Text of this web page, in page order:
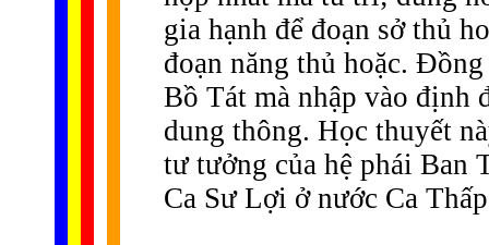
gia hạnh để đoạn sở thủ
đoạn năng thủ hoặc.
Bồ Tát mà nhập vào định
dung thông. Học thuyết
tư tưởng của hệ phái Ban
Ca Sư Lợi ở nước Ca